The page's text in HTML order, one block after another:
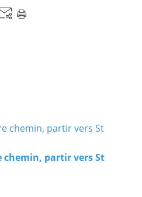
chemin, partir vers St